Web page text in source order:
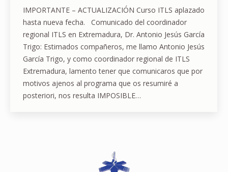
IMPORTANTE – ACTUALIZACIÓN Curso ITLS aplazado
hasta nueva fecha. Comunicado del coordinador
regional ITLS en Extremadura, Dr. Antonio Jesús García
Trigo: Estimados compañeros, me llamo Antonio Jesús
García Trigo, y como coordinador regional de ITLS
Extremadura, lamento tener que comunicaros que por
motivos ajenos al programa que os resumiré a
posteriori, nos resulta IMPOSIBLE…